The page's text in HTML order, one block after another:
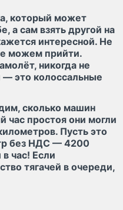
который может
а сам взять другой на
интересной. Не
можем прийти.
никогда не
— это колоссальные
сколько машин
час простоя они могли
Пусть это
без НДС — 4200
час! Если
тягачей в очереди,